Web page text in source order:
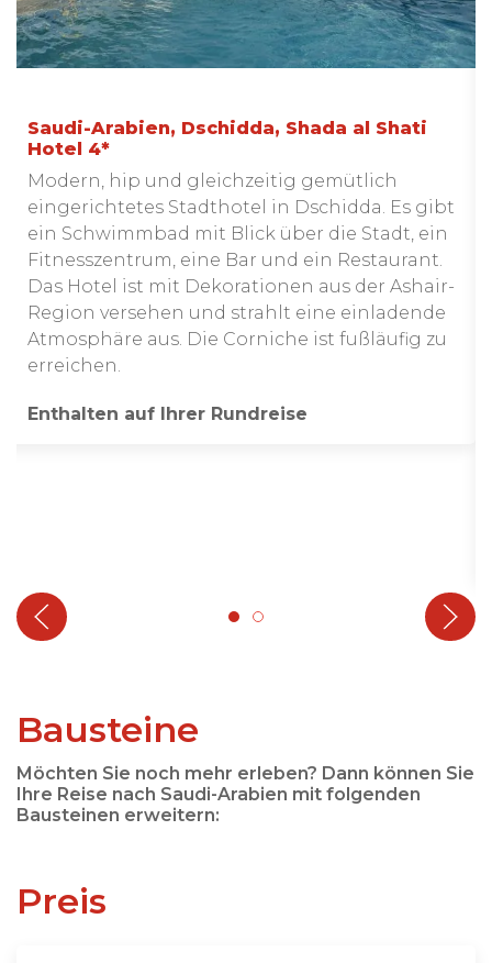
Saudi-Arabien, Dschidda, Shada al Shati
Hotel 4*
Modern, hip und gleichzeitig gemütlich
eingerichtetes Stadthotel in Dschidda. Es gibt
ein Schwimmbad mit Blick über die Stadt, ein
Fitnesszentrum, eine Bar und ein Restaurant.
Das Hotel ist mit Dekorationen aus der Ashair-
Region versehen und strahlt eine einladende
Atmosphäre aus. Die Corniche ist fußläufig zu
erreichen.
Enthalten auf Ihrer Rundreise
Bausteine
Möchten Sie noch mehr erleben? Dann können Sie
Ihre Reise nach Saudi-Arabien mit folgenden
Bausteinen erweitern:
Preis